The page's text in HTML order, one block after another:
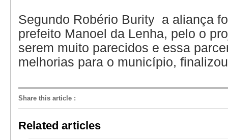
Segundo Robério Burity a aliança
prefeito Manoel da Lenha, pelo o
serem muito parecidos e essa
melhorias para o município,
Share this article :
Related articles